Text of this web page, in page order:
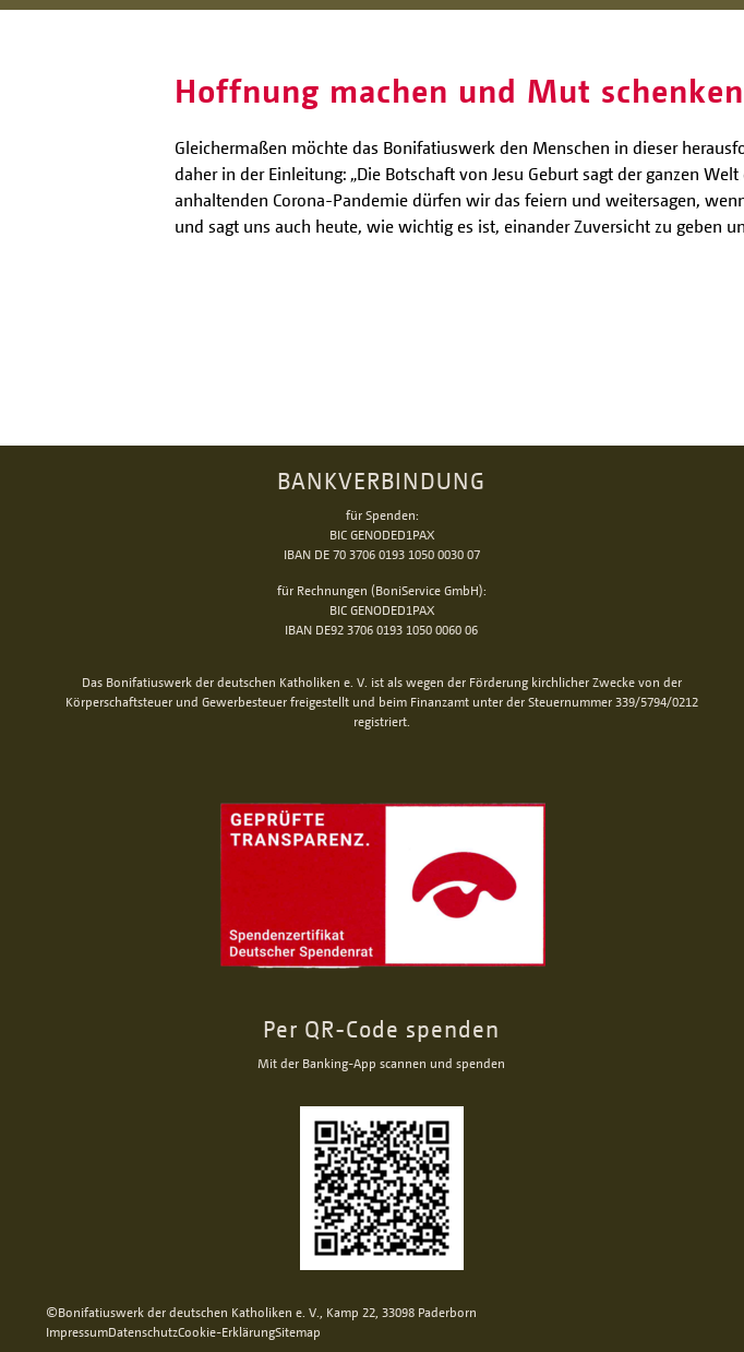
Hoffnung machen und Mut schenken
Gleichermaßen möchte das Bonifatiuswerk den Menschen in dieser
daher in der Einleitung: „Die Botschaft von Jesu Geburt sagt der ganzen
anhaltenden Corona-Pandemie dürfen wir das feiern und weitersagen,
und sagt uns auch heute, wie wichtig es ist, einander Zuversicht zu geben
BANKVERBINDUNG
für Spenden:
BIC GENODED1PAX
IBAN DE 70 3706 0193 1050 0030 07
für Rechnungen (BoniService GmbH):
BIC GENODED1PAX
IBAN DE92 3706 0193 1050 0060 06
Das Bonifatiuswerk der deutschen Katholiken e. V. ist als wegen der Förderung kirchlicher Zwecke von der
Körperschaftsteuer und Gewerbesteuer freigestellt und beim Finanzamt unter der Steuernummer 339/5794/0212
registriert.
Per QR-Code spenden
Mit der Banking-App scannen und spenden
©Bonifatiuswerk der deutschen Katholiken e. V., Kamp 22, 33098 Paderborn
ImpressumDatenschutzCookie-ErklärungSitemap